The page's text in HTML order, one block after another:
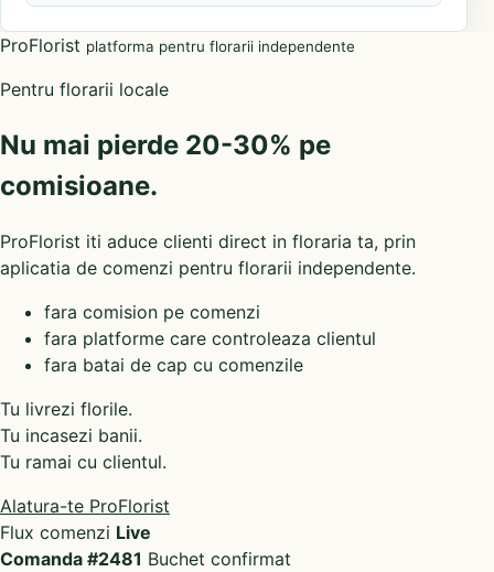
ProFlorist platforma pentru florarii independente
Pentru florarii locale
Nu mai pierde 20-30% pe
comisioane.
ProFlorist iti aduce clienti direct in floraria ta, prin
aplicatia de comenzi pentru florarii independente.
fara comision pe comenzi
fara platforme care controleaza clientul
fara batai de cap cu comenzile
Tu livrezi florile.
Tu incasezi banii.
Tu ramai cu clientul.
Alatura-te ProFlorist
Flux comenzi Live
Comanda #2481 Buchet confirmat